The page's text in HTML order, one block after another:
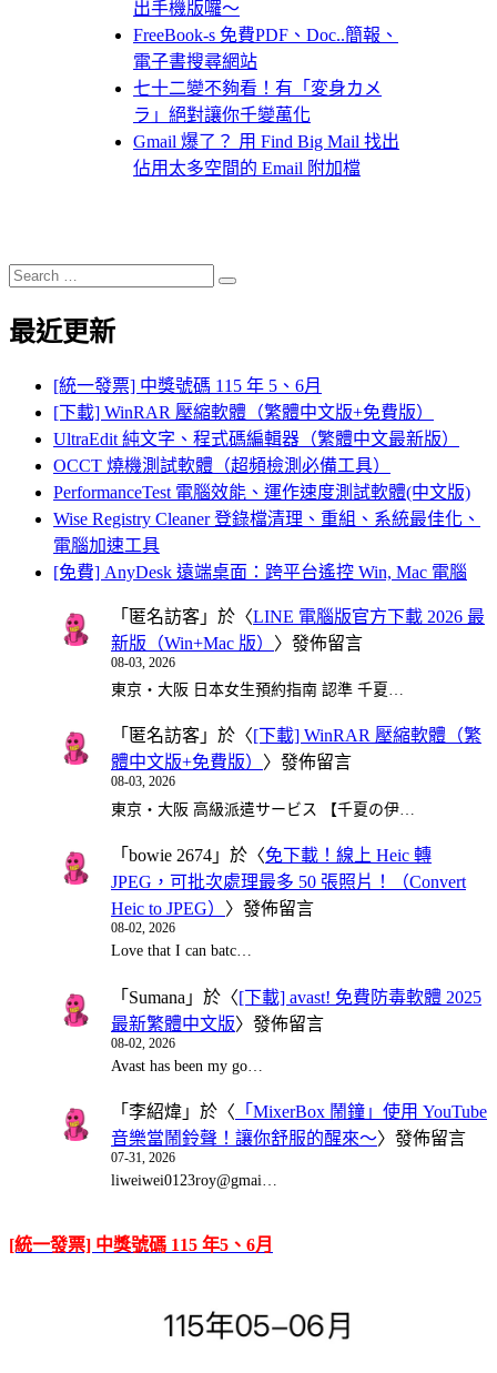
出手機版囉～
FreeBook-s 免費PDF、Doc..簡報、
電子書搜尋網站
七十二變不夠看！有「変身カメ
ラ」絕對讓你千變萬化
Gmail 爆了？ 用 Find Big Mail 找出
佔用太多空間的 Email 附加檔
Search
for:
Search
最近更新
[統一發票] 中獎號碼 115 年 5、6月
[下載] WinRAR 壓縮軟體（繁體中文版+免費版）
UltraEdit 純文字、程式碼編輯器（繁體中文最新版）
OCCT 燒機測試軟體（超頻檢測必備工具）
PerformanceTest 電腦效能、運作速度測試軟體(中文版)
Wise Registry Cleaner 登錄檔清理、重組、系統最佳化、
電腦加速工具
[免費] AnyDesk 遠端桌面：跨平台遙控 Win, Mac 電腦
「 匿名訪客 」於〈LINE 電腦版官方下載 2026 最
新版（Win+Mac 版） 〉發佈留言
08-03, 2026
東京・大阪 日本女生預約指南 認準 千夏…
「 匿名訪客 」於〈 [下載] WinRAR 壓縮軟體（繁
體中文版+免費版）
〉發佈留言
08-03, 2026
東京・大阪 高級派遣サービス 【千夏の伊…
「 bowie 2674 」於〈免下載！線上 Heic 轉
JPEG，可批次處理最多 50 張照片！（Convert
Heic to JPEG） 〉發佈留言
08-02, 2026
Love that I can batc…
「 Sumana 」於〈[下載] avast! 免費防毒軟體 2025
最新繁體中文版〉發佈留言
08-02, 2026
Avast has been my go…
「 李紹煒 」於〈 「MixerBox 鬧鐘」使用 YouTube
音樂當鬧鈴聲！讓你舒服的醒來～〉發佈留言
07-31, 2026
liweiwei0123roy@gmai…
[統一發票] 中獎號碼 115 年5、6月